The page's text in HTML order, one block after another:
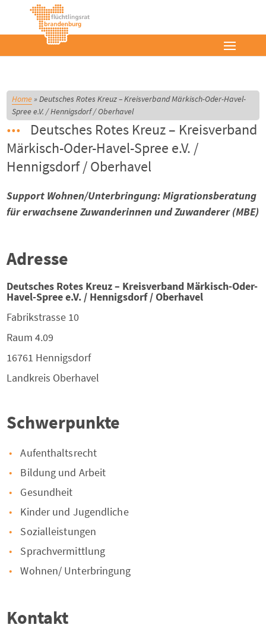
Home»Deutsches Rotes Kreuz – Kreisverband Märkisch-Oder-Havel-
Spree e.V. / Hennigsdorf / Oberhavel
Deutsches Rotes Kreuz – Kreisverband
Märkisch-Oder-Havel-Spree e.V. /
Hennigsdorf / Oberhavel
Support Wohnen/Unterbringung: Migrationsberatung
für erwachsene Zuwanderinnen und Zuwanderer (MBE)
Adresse
Deutsches Rotes Kreuz – Kreisverband Märkisch-Oder-
Havel-Spree e.V. / Hennigsdorf / Oberhavel
Fabrikstrasse 10
Raum 4.09
16761 Hennigsdorf
Landkreis Oberhavel
Schwerpunkte
Aufenthaltsrecht
Bildung und Arbeit
Gesundheit
Kinder und Jugendliche
Sozialleistungen
Sprachvermittlung
Wohnen/ Unterbringung
Kontakt